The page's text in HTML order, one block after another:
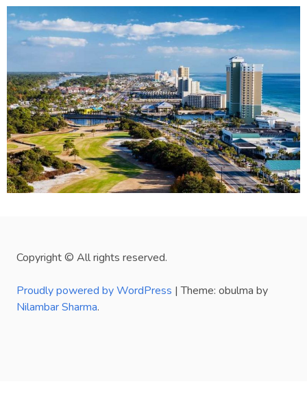
Copyright © All rights reserved.
Proudly powered by WordPress |Theme: obulma by
Nilambar Sharma.